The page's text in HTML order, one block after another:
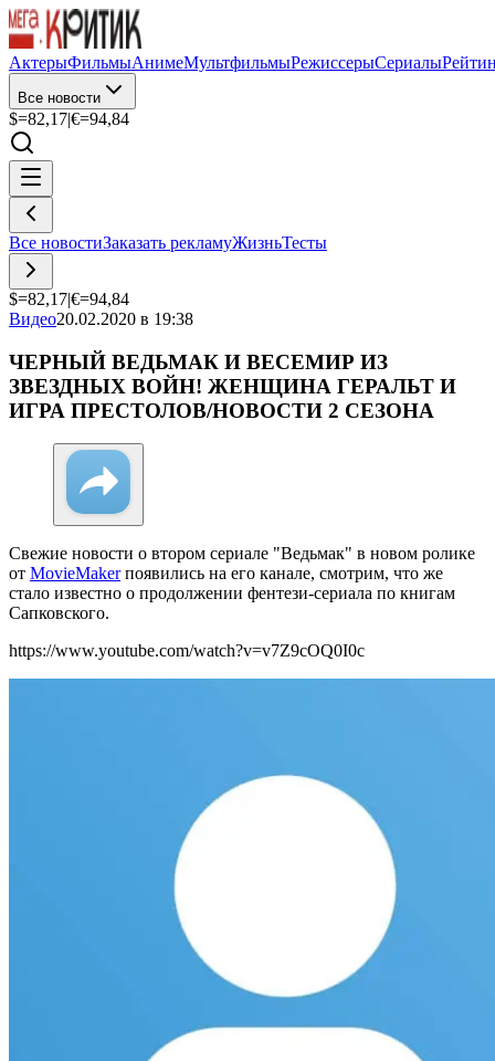
АктерыФильмыАнимеМультфильмыРежиссерыСериалы
Все новости
$=82,17|€=94,84
Все новостиЗаказать рекламуЖизньТесты
$=82,17|€=94,84
Видео20.02.2020 в 19:38
ЧЕРНЫЙ ВЕДЬМАК И ВЕСЕМИР ИЗ
ЗВЕЗДНЫХ ВОЙН! ЖЕНЩИНА ГЕРАЛЬТ И
ИГРА ПРЕСТОЛОВ/НОВОСТИ 2 СЕЗОНА
Свежие новости о втором сериале "Ведьмак" в новом ролике
от MovieMakerпоявились на его канале, смотрим, что же
стало известно о продолжении фентези-сериала по книгам
Сапковского.
https://www.youtube.com/watch?v=v7Z9cOQ0I0c